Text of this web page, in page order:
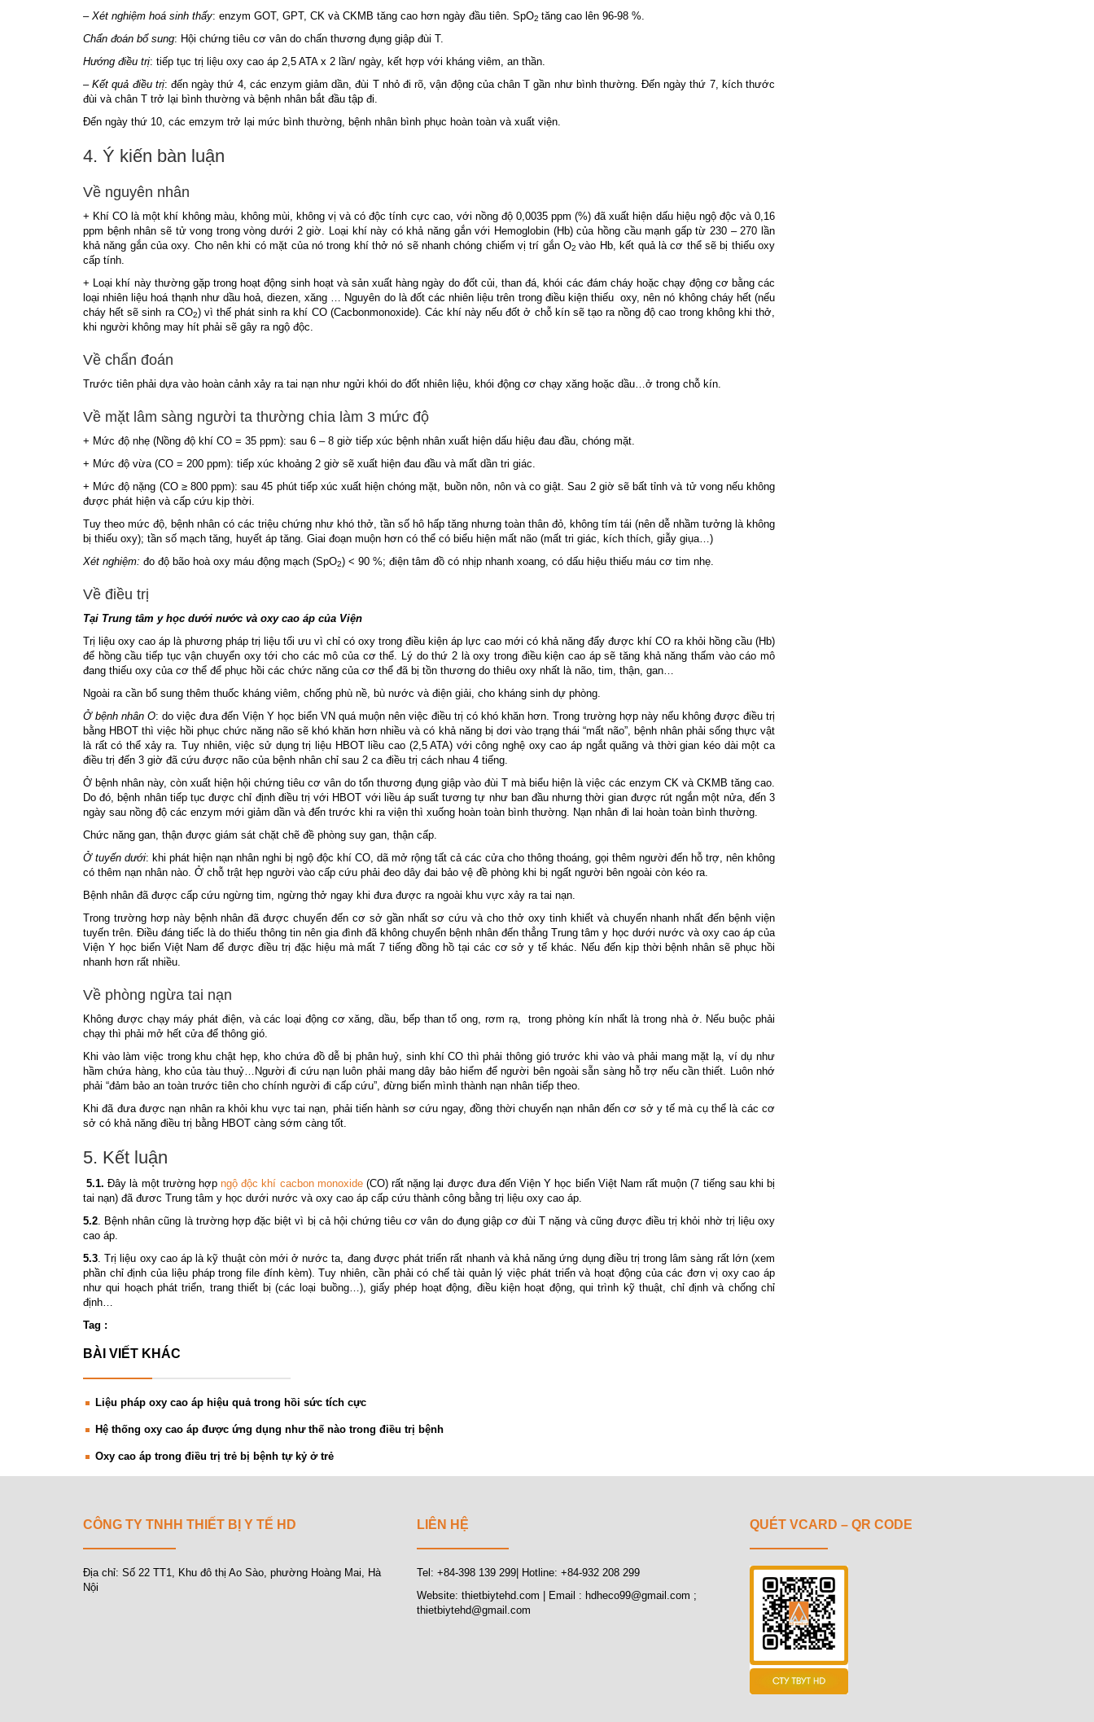
– Xét nghiệm hoá sinh thấy: enzym GOT, GPT, CK và CKMB tăng cao hơn ngày đầu tiên. SpO2 tăng cao lên 96-98 %.
Chẩn đoán bổ sung: Hội chứng tiêu cơ vân do chấn thương đụng giập đùi T.
Hướng điều trị: tiếp tục trị liệu oxy cao áp 2,5 ATA x 2 lần/ ngày, kết hợp với kháng viêm, an thần.
– Kết quả điều trị: đến ngày thứ 4, các enzym giảm dần, đùi T nhỏ đi rõ, vận động của chân T gần như bình thường. Đến ngày thứ 7, kích thước
đùi và chân T trở lại bình thường và bệnh nhân bắt đầu tập đi.
Đến ngày thứ 10, các emzym trở lại mức bình thường, bệnh nhân bình phục hoàn toàn và xuất viện.
4. Ý kiến bàn luận
Về nguyên nhân
+ Khí CO là một khí không màu, không mùi, không vị và có độc tính cực cao, với nồng độ 0,0035 ppm (%) đã xuất hiện dấu hiệu ngộ độc và 0,16
ppm bệnh nhân sẽ tử vong trong vòng dưới 2 giờ. Loại khí này có khả năng gắn với Hemoglobin (Hb) của hồng cầu mạnh gấp từ 230 – 270 lần
khả năng gắn của oxy. Cho nên khi có mặt của nó trong khí thở nó sẽ nhanh chóng chiếm vị trí gắn O2 vào Hb, kết quả là cơ thể sẽ bị thiếu oxy
cấp tính.
+ Loại khí này thường gặp trong hoạt động sinh hoạt và sản xuất hàng ngày do đốt củi, than đá, khói các đám cháy hoặc chạy động cơ bằng các
loại nhiên liệu hoá thạnh như dầu hoả, diezen, xăng … Nguyên do là đốt các nhiên liệu trên trong điều kiện thiếu oxy, nên nó không cháy hết (nếu
cháy hết sẽ sinh ra CO2) vì thế phát sinh ra khí CO (Cacbonmonoxide). Các khí này nếu đốt ở chỗ kín sẽ tạo ra nồng độ cao trong không khi thở,
khi người không may hít phải sẽ gây ra ngộ độc.
Về chẩn đoán
Trước tiên phải dựa vào hoàn cảnh xảy ra tai nạn như ngửi khói do đốt nhiên liệu, khói động cơ chạy xăng hoặc dầu…ở trong chỗ kín.
Về mặt lâm sàng người ta thường chia làm 3 mức độ
+ Mức độ nhẹ (Nồng độ khí CO = 35 ppm): sau 6 – 8 giờ tiếp xúc bệnh nhân xuất hiện dấu hiệu đau đầu, chóng mặt.
+ Mức độ vừa (CO = 200 ppm): tiếp xúc khoảng 2 giờ sẽ xuất hiện đau đầu và mất dần tri giác.
+ Mức độ nặng (CO ≥ 800 ppm): sau 45 phút tiếp xúc xuất hiện chóng mặt, buồn nôn, nôn và co giật. Sau 2 giờ sẽ bất tỉnh và tử vong nếu không
được phát hiện và cấp cứu kịp thời.
Tuy theo mức độ, bệnh nhân có các triệu chứng như khó thở, tần số hô hấp tăng nhưng toàn thân đỏ, không tím tái (nên dễ nhầm tưởng là không
bị thiếu oxy); tần số mạch tăng, huyết áp tăng. Giai đoạn muộn hơn có thể có biểu hiện mất não (mất tri giác, kích thích, giẫy giụa…)
Xét nghiệm: đo độ bão hoà oxy máu động mạch (SpO2) < 90 %; điện tâm đồ có nhịp nhanh xoang, có dấu hiệu thiếu máu cơ tim nhẹ.
Về điều trị
Tại Trung tâm y học dưới nước và oxy cao áp của Viện
Trị liệu oxy cao áp là phương pháp trị liệu tối ưu vì chỉ có oxy trong điều kiện áp lực cao mới có khả năng đẩy được khí CO ra khỏi hồng cầu (Hb)
để hồng cầu tiếp tục vận chuyển oxy tới cho các mô của cơ thể. Lý do thứ 2 là oxy trong điều kiện cao áp sẽ tăng khả năng thấm vào cáo mô
đang thiếu oxy của cơ thể để phục hồi các chức năng của cơ thể đã bị tồn thương do thiêu oxy nhất là não, tim, thận, gan…
Ngoài ra cần bổ sung thêm thuốc kháng viêm, chống phù nề, bù nước và điện giải, cho kháng sinh dự phòng.
Ở bệnh nhân O: do việc đưa đến Viện Y học biển VN quá muộn nên việc điều trị có khó khăn hơn. Trong trường hợp này nếu không được điều trị
bằng HBOT thì việc hồi phục chức năng não sẽ khó khăn hơn nhiều và có khả năng bị dơi vào trạng thái “mất não”, bệnh nhân phải sống thực vật
là rất có thể xảy ra. Tuy nhiên, việc sử dụng trị liệu HBOT liều cao (2,5 ATA) với công nghệ oxy cao áp ngắt quãng và thời gian kéo dài một ca
điều trị đến 3 giờ đã cứu được não của bệnh nhân chỉ sau 2 ca điều trị cách nhau 4 tiếng.
Ở bệnh nhân này, còn xuất hiện hội chứng tiêu cơ vân do tổn thương đụng giập vào đùi T mà biểu hiện là việc các enzym CK và CKMB tăng cao.
Do đó, bệnh nhân tiếp tục được chỉ định điều trị với HBOT với liều áp suất tương tự như ban đầu nhưng thời gian được rút ngắn một nửa, đến 3
ngày sau nồng độ các enzym mới giảm dần và đến trước khi ra viện thì xuống hoàn toàn bình thường. Nạn nhân đi lai hoàn toàn bình thường.
Chức năng gan, thận được giám sát chặt chẽ đề phòng suy gan, thận cấp.
Ở tuyến dưới: khi phát hiện nạn nhân nghi bị ngộ độc khí CO, dã mở rộng tất cả các cửa cho thông thoáng, gọi thêm người đến hỗ trợ, nên không
có thêm nạn nhân nào. Ở chỗ trật hẹp người vào cấp cứu phải đeo dây đai bảo vệ đề phòng khi bị ngất người bên ngoài còn kéo ra.
Bệnh nhân đã được cấp cứu ngừng tim, ngừng thở ngay khi đưa được ra ngoài khu vực xảy ra tai nạn.
Trong trường hơp này bệnh nhân đã được chuyển đến cơ sở gần nhất sơ cứu và cho thở oxy tinh khiết và chuyển nhanh nhất đến bệnh viện
tuyến trên. Điều đáng tiếc là do thiếu thông tin nên gia đình đã không chuyển bệnh nhân đến thẳng Trung tâm y học dưới nước và oxy cao áp của
Viện Y học biển Việt Nam để được điều trị đặc hiệu mà mất 7 tiếng đồng hồ tại các cơ sở y tế khác. Nếu đến kịp thời bệnh nhân sẽ phục hồi
nhanh hơn rất nhiều.
Về phòng ngừa tai nạn
Không được chạy máy phát điện, và các loại động cơ xăng, dầu, bếp than tổ ong, rơm rạ, trong phòng kín nhất là trong nhà ở. Nếu buộc phải
chạy thì phải mở hết cửa để thông gió.
Khi vào làm việc trong khu chật hẹp, kho chứa đồ dễ bị phân huỷ, sinh khí CO thì phải thông gió trước khi vào và phải mang mặt lạ, ví dụ như
hầm chứa hàng, kho của tàu thuỷ…Người đi cứu nạn luôn phải mang dây bảo hiểm để người bên ngoài sẵn sàng hỗ trợ nếu cần thiết. Luôn nhớ
phải “đảm bảo an toàn trước tiên cho chính người đi cấp cứu”, đừng biến mình thành nạn nhân tiếp theo.
Khi đã đưa được nạn nhân ra khỏi khu vực tai nạn, phải tiến hành sơ cứu ngay, đồng thời chuyển nạn nhân đến cơ sở y tế mà cụ thể là các cơ
sở có khả năng điều trị bằng HBOT càng sớm càng tốt.
5. Kết luận
5.1. Đây là một trường hợpngộ độc khí cacbon monoxide(CO) rất nặng lại được đưa đến Viện Y học biển Việt Nam rất muộn (7 tiếng sau khi bị
tai nạn) đã đươc Trung tâm y học dưới nước và oxy cao áp cấp cứu thành công bằng trị liệu oxy cao áp.
5.2. Bệnh nhân cũng là trường hợp đặc biệt vì bị cả hội chứng tiêu cơ vân do đụng giập cơ đùi T nặng và cũng được điều trị khỏi nhờ trị liệu oxy
cao áp.
5.3. Trị liệu oxy cao áp là kỹ thuật còn mới ở nước ta, đang được phát triển rất nhanh và khả năng ứng dụng điều trị trong lâm sàng rất lớn (xem
phần chỉ định của liệu pháp trong file đính kèm). Tuy nhiên, cần phải có chế tài quản lý việc phát triển và hoạt động của các đơn vị oxy cao áp
như qui hoạch phát triển, trang thiết bị (các loại buồng…), giấy phép hoạt động, điều kiện hoạt động, qui trình kỹ thuật, chỉ định và chống chỉ
định…
Tag :
BÀI VIẾT KHÁC
Liệu pháp oxy cao áp hiệu quả trong hồi sức tích cực
Hệ thống oxy cao áp được ứng dụng như thế nào trong điều trị bệnh
Oxy cao áp trong điều trị trẻ bị bệnh tự kỷ ở trẻ
CÔNG TY TNHH THIẾT BỊ Y TẾ HD
Địa chỉ: Số 22 TT1, Khu đô thị Ao Sào, phường Hoàng Mai, Hà
Nội
LIÊN HỆ
Tel: +84-398 139 299| Hotline: +84-932 208 299
Website: thietbiytehd.com | Email : hdheco99@gmail.com ;
thietbiytehd@gmail.com
QUÉT VCARD – QR CODE